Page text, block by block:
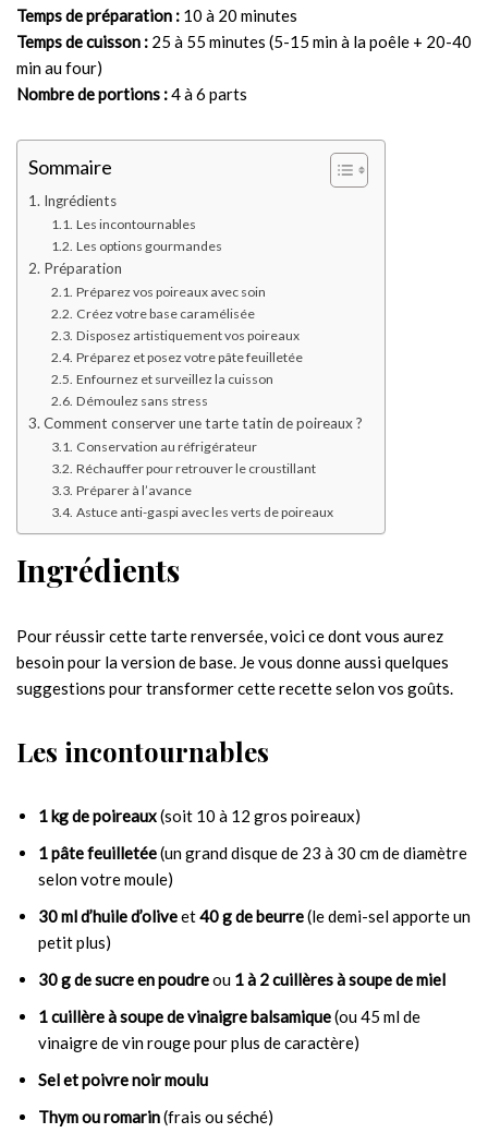
Temps de préparation : 10 à 20 minutes
Temps de cuisson : 25 à 55 minutes (5-15 min à la poêle + 20-40
min au four)
Nombre de portions :4 à 6 parts
Sommaire
Ingrédients
Les incontournables
Les options gourmandes
Préparation
Préparez vos poireaux avec soin
Créez votre base caramélisée
Disposez artistiquement vos poireaux
Préparez et posez votre pâte feuilletée
Enfournez et surveillez la cuisson
Démoulez sans stress
Comment conserver une tarte tatin de poireaux ?
Conservation au réfrigérateur
Réchauffer pour retrouver le croustillant
Préparer à l’avance
Astuce anti-gaspi avec les verts de poireaux
Ingrédients
Pour réussir cette tarte renversée, voici ce dont vous aurez
besoin pour la version de base. Je vous donne aussi quelques
suggestions pour transformer cette recette selon vos goûts.
Les incontournables
1 kg de poireaux(soit 10 à 12 gros poireaux)
1 pâte feuilletée(un grand disque de 23 à 30 cm de diamètre
selon votre moule)
30 ml d’huile d’oliveet40 g de beurre(le demi-sel apporte un
petit plus)
30 g de sucre en poudreou 1 à 2 cuillères à soupe de miel
1 cuillère à soupe de vinaigre balsamique(ou 45 ml de
vinaigre de vin rouge pour plus de caractère)
Sel et poivre noir moulu
Thym ou romarin(frais ou séché)